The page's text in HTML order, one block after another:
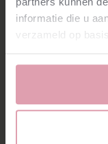
informatie die u
verzameld op
PLT - Theater
https://www.plt.nl/
contactinformatie
Support
Would you like to